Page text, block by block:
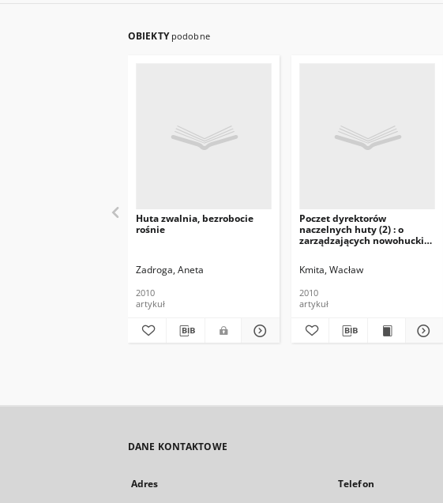
OBIEKTY podobne
Huta zwalnia, bezrobocie
rośnie
Zadroga, Aneta
2010
artykuł
Poczet dyrektorów
naczelnych huty (2) : o
zarządzających nowohuckim
Kmita, Wacław
2010
artykuł
DANE KONTAKTOWE
Adres Telefon